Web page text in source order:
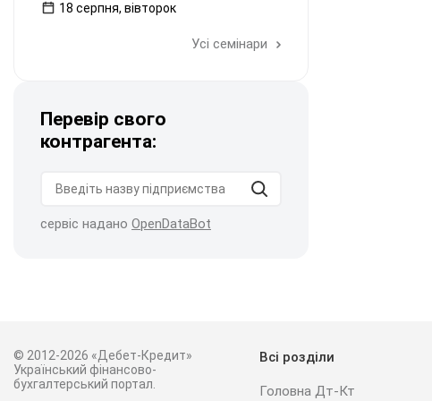
18 серпня, вівторок
Усі семінари
Перевір свого
контрагента:
сервіс надано OpenDataBot
© 2012-2026 «Дебет-Кредит»
Український фінансово-
бухгалтерський портал.
Всі розділи
Головна Дт-Кт